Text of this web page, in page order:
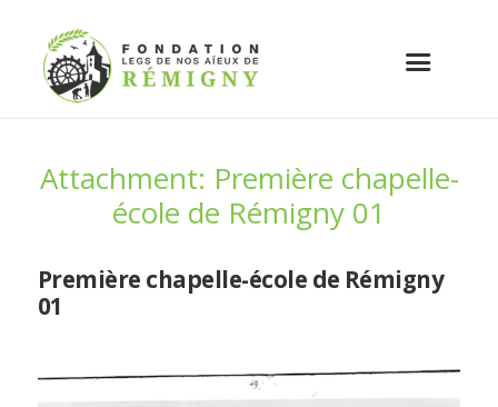
Attachment: Première chapelle-
école de Rémigny 01
Première chapelle-école de Rémigny
01